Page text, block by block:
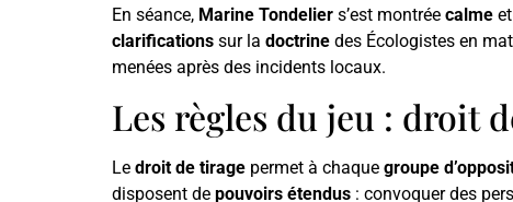
En séance, Marine Tondelier s’est montrée calme et
clarifications sur la doctrine des Écologistes en
menées après des incidents locaux.
Les règles du jeu : droit
Le droit de tirage permet à chaque groupe
disposent de pouvoirs étendus : convoquer des